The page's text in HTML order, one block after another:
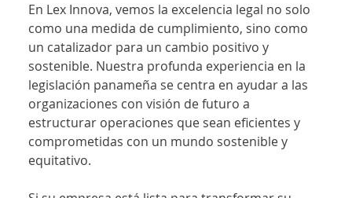
En Lex Innova, vemos la excelencia legal no solo
como una medida de cumplimiento, sino como
un catalizador para un cambio positivo y
sostenible. Nuestra profunda experiencia en la
legislación panameña se centra en ayudar a las
organizaciones con visión de futuro a
estructurar operaciones que sean eficientes y
comprometidas con un mundo sostenible y
equitativo.